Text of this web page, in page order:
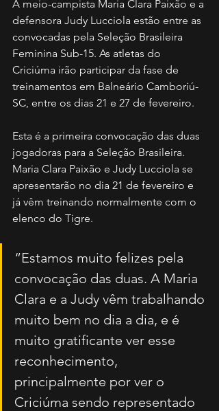
A meio-campista Maria Clara Paixão e a
defensora Judy Lucciola estão entre as
convocadas pela Seleção Brasileira
Feminina Sub-15. As atletas do
Criciúma irão participar da fase de
treinamentos em Balneário Camboriú-
SC, entre os dias 21 e 27 de fevereiro.
Esta é a primeira convocação das duas
jogadoras para a Seleção Brasileira.
Maria Clara Paixão e Judy Lucciola se
apresentarão no dia 21 de fevereiro e
já vêm treinando normalmente com o
elenco do Tigre.
“Estamos muito felizes pela
convocação das duas. A Maria
Clara e a Judy vêm trabalhando
muito bem no dia a dia, e é
muito gratificante ver esse
reconhecimento,
principalmente por ver o
Criciúma sendo representado